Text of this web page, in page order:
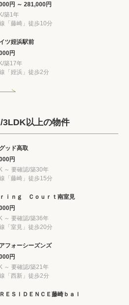
円 ～ 281,000円
築1年
「藤崎」徒歩10分
ツ姪浜駅前
円
築17年
「姪浜」徒歩2分
3LDK以上の物件
ッド高取
円
～ 要確認/築30年
「藤崎」徒歩15分
ｉｎｇ Ｃｏｕｒｔ南室見
円
～ 要確認/築36年
「室見」徒歩20分
フォーシーズンズ
円
～ 要確認/築21年
「西新」徒歩2分
ＥＳＩＤＥＮＣＥ藤崎ｂａｌ